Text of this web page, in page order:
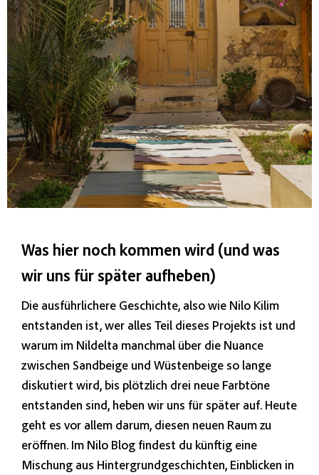
Was hier noch kommen wird (und was
wir uns für später aufheben)
Die ausführlichere Geschichte, also wie Nilo Kilim
entstanden ist, wer alles Teil dieses Projekts ist und
warum im Nildelta manchmal über die Nuance
zwischen Sandbeige und Wüstenbeige so lange
diskutiert wird, bis plötzlich drei neue Farbtöne
entstanden sind, heben wir uns für später auf. Heute
geht es vor allem darum, diesen neuen Raum zu
eröffnen. Im Nilo Blog findest du künftig eine
Mischung aus Hintergrundgeschichten, Einblicken in